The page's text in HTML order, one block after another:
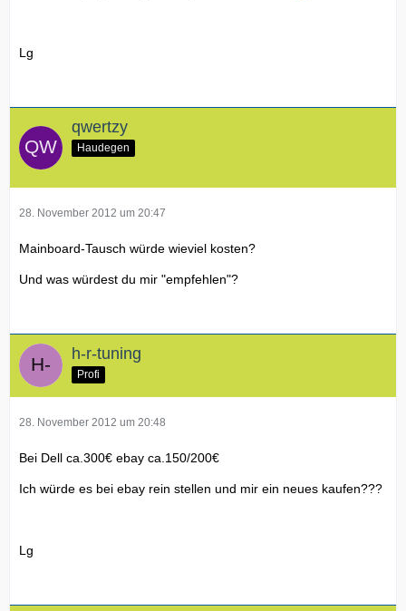
Lg
qwertzy
Haudegen
28. November 2012 um 20:47
Mainboard-Tausch würde wieviel kosten?
Und was würdest du mir "empfehlen"?
h-r-tuning
Profi
28. November 2012 um 20:48
Bei Dell ca.300€ ebay ca.150/200€
Ich würde es bei ebay rein stellen und mir ein neues kaufen???
Lg